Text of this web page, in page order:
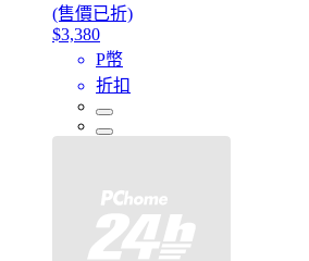
(售價已折)
$3,380
P幣
折扣